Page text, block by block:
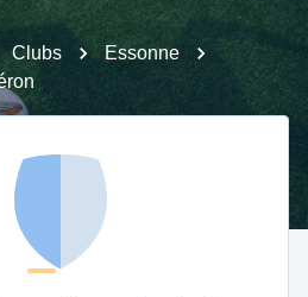
Clubs
Essonne